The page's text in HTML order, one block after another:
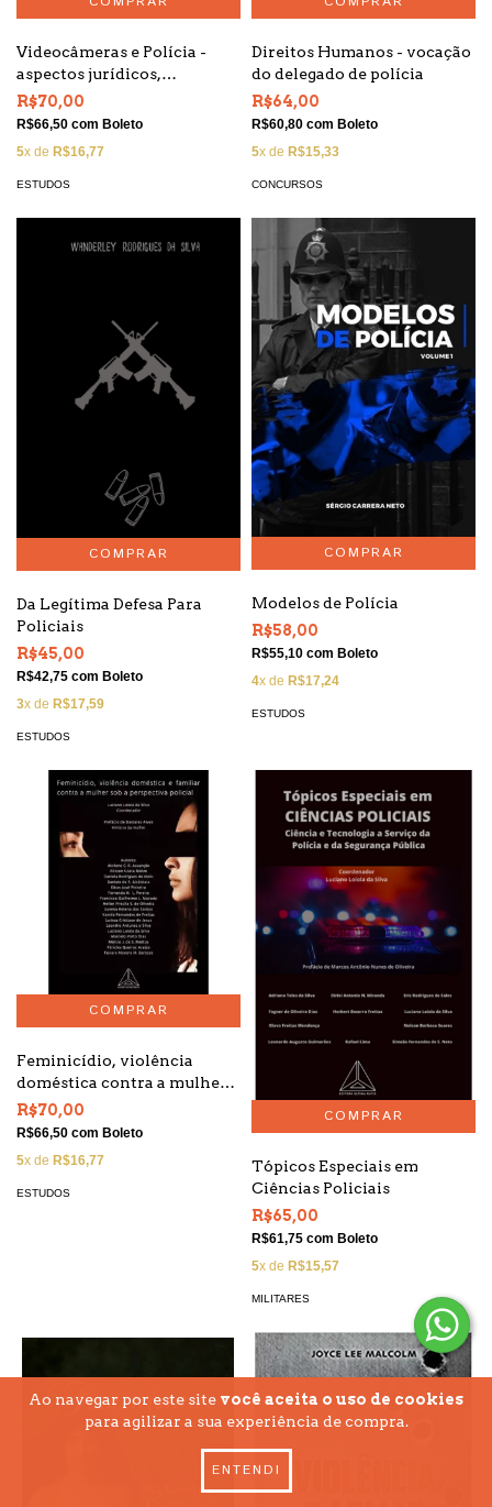
Ao navegar por este site você aceita o uso de cookies
para agilizar a sua experiência de compra.
ENTENDI
Videocâmeras e Polícia -
aspectos jurídicos,
psicossociais e
administrativos
R$70,00
R$66,50 com Boleto
5x de R$16,77
ESTUDOS
Direitos Humanos - vocação
do delegado de polícia
R$64,00
R$60,80 com Boleto
5x de R$15,33
CONCURSOS
Da Legítima Defesa Para
Policiais
R$45,00
R$42,75 com Boleto
3x de R$17,59
ESTUDOS
Modelos de Polícia
R$58,00
R$55,10 com Boleto
4x de R$17,24
ESTUDOS
Feminicídio, violência
doméstica contra a mulher
sob a perspectiva policial
R$70,00
R$66,50 com Boleto
5x de R$16,77
ESTUDOS
Tópicos Especiais em
Ciências Policiais
R$65,00
R$61,75 com Boleto
5x de R$15,57
MILITARES